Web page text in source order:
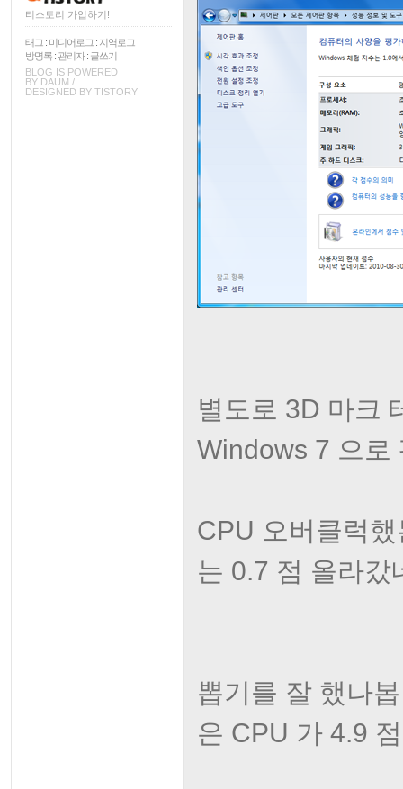
티스토리 가입하기!
태그 : 미디어로그 : 지역로그
방명록 : 관리자: 글쓰기
BLOG IS POWERED
BY DAUM /
DESIGNED BY TISTORY
별도로 3D 마크
Windows 7 으로
CPU 오버클럭
는 0.7 점 올라갔
뽑기를 잘 했나
은 CPU 가 4.9